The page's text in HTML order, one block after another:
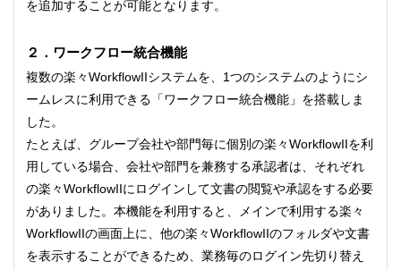
を追加することが可能となります。
２．ワークフロー統合機能
複数の楽々WorkflowIIシステムを、1つのシステムのようにシ
ームレスに利用できる「ワークフロー統合機能」を搭載しま
した。
たとえば、グループ会社や部門毎に個別の楽々WorkflowIIを利
用している場合、会社や部門を兼務する承認者は、それぞれ
の楽々WorkflowIIにログインして文書の閲覧や承認をする必要
がありました。本機能を利用すると、メインで利用する楽々
WorkflowIIの画面上に、他の楽々WorkflowIIのフォルダや文書
を表示することができるため、業務毎のログイン先切り替え